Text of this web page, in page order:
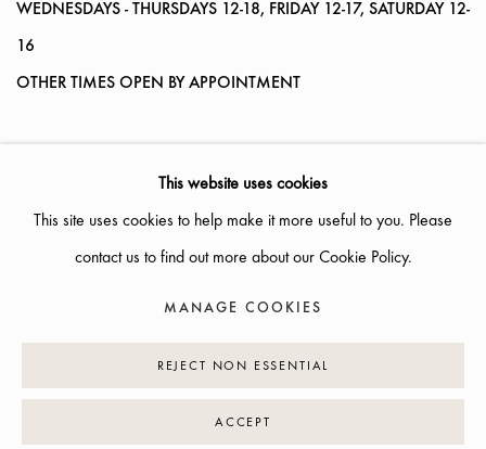
WEDNESDAYS - THURSDAYS 12-18, FRIDAY 12-17, SATURDAY 12-
16
OTHER TIMES OPEN BY APPOINTMENT
NYBROGATAN 34, SE-114 39 STOCKHOLM, SWEDEN
COPYRIGHT © 2026 GALLERI GLAS SITE BY ARTLOGIC
This website uses cookies
This site uses cookies to help make it more useful to you. Please
contact us to find out more about our Cookie Policy.
MANAGE COOKIES
REJECT NON ESSENTIAL
ACCEPT